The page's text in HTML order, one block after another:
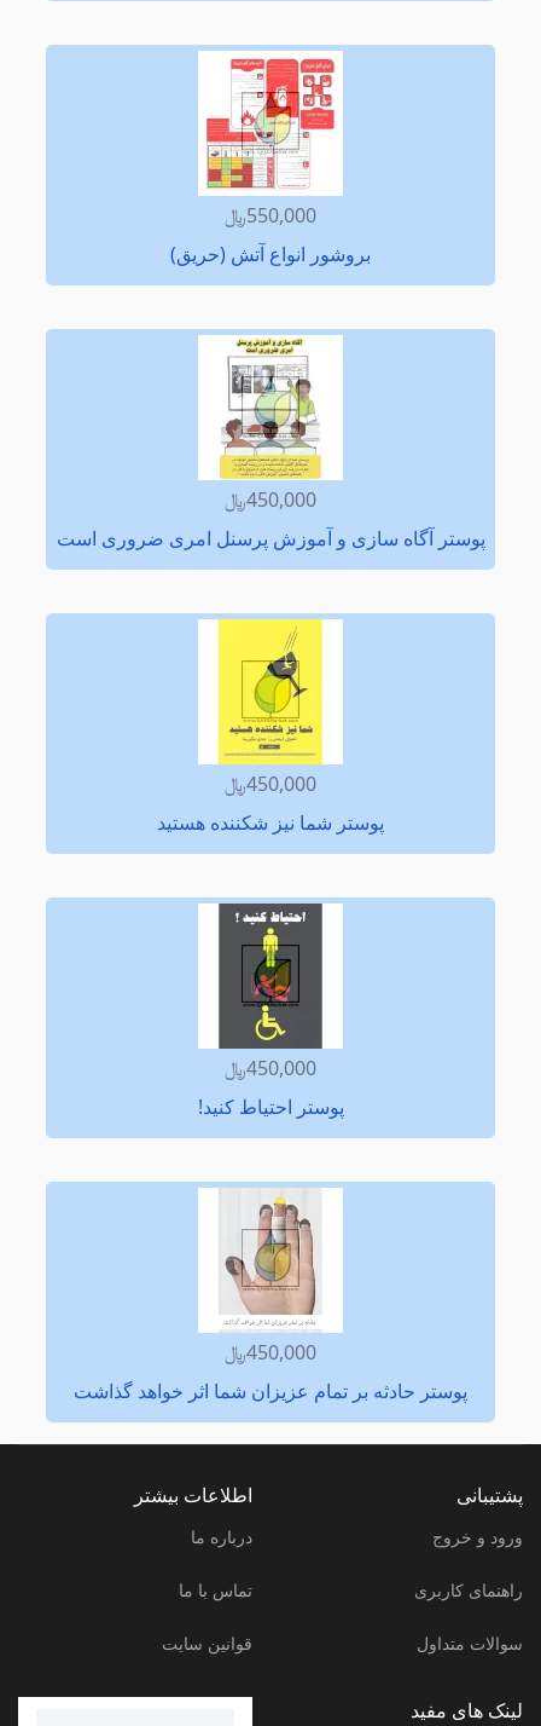
550,000﷼
بروشور انواع آتش (حریق)
450,000﷼
پوستر آگاه سازی و آموزش پرسنل امری ضروری است
450,000﷼
پوستر شما نیز شكننده هستید
450,000﷼
پوستر احتیاط كنید!
450,000﷼
پوستر حادثه بر تمام عزیزان شما اثر خواهد گذاشت
پشتیبانی
ورود و خروج
راهنمای کاربری
سوالات متداول
اطلاعات بیشتر
درباره ما
تماس با ما
قوانین سایت
لینک های مفید